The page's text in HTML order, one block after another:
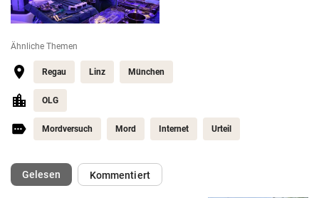
Ähnliche Themen
Regau Linz München
OLG
Mordversuch Mord Internet Urteil
Gelesen(ausgewählt)Kommentiert